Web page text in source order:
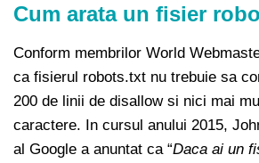
Cum arata un fisier
Conform membrilor World
ca fisierul robots.txt nu trebuie sa
200 de linii de disallow si nici mai
caractere. In cursul anului 2015,
al Google a anuntat ca “Daca ai un